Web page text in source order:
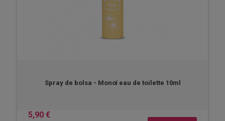
Spray de bolsa - Monoï eau de toilette 10ml
5,90 €